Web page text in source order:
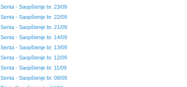
Senta - Saopštenje br. 23/09
Senta - Saopštenje br. 22/09
Senta - Saopštenje br. 21/09
Senta - Saopštenje br. 14/09
Senta - Saopštenje br. 13/09
Senta - Saopštenje br. 12/09
Senta - Saopštenje br. 11/09
Senta - Saopštenje br. 08/09